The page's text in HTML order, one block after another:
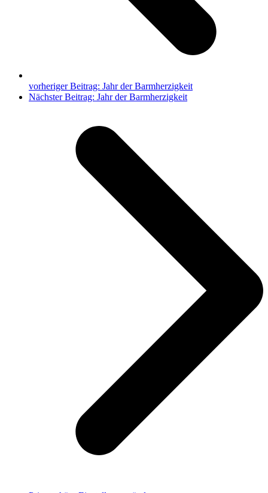
vorheriger Beitrag: Jahr der Barmherzigkeit
Nächster Beitrag: Jahr der Barmherzigkeit